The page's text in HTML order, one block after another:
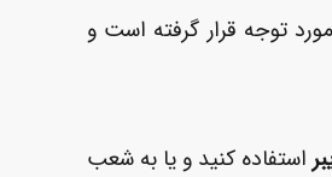
توجه قرار گرفته است و
استفاده کنید و یا به شعب